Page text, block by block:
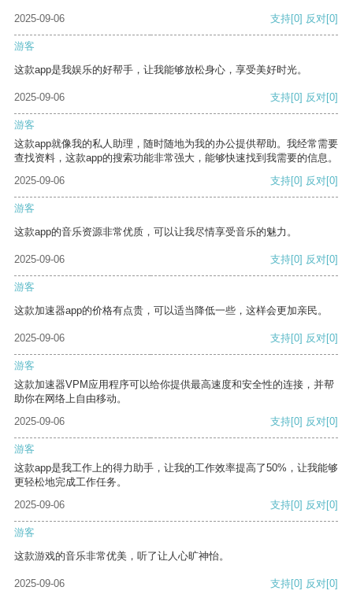
2025-09-06 支持[0] 反对[0]
游客
这款app是我娱乐的好帮手，让我能够放松身心，享受美好时光。
2025-09-06 支持[0] 反对[0]
游客
这款app就像我的私人助理，随时随地为我的办公提供帮助。我经常需要
查找资料，这款app的搜索功能非常强大，能够快速找到我需要的信息。
2025-09-06
支持[0] 反对[0]
游客
这款app的音乐资源非常优质，可以让我尽情享受音乐的魅力。
2025-09-06 支持[0] 反对[0]
游客
这款加速器app的价格有点贵，可以适当降低一些，这样会更加亲民。
2025-09-06 支持[0] 反对[0]
游客
这款加速器VPM应用程序可以给你提供最高速度和安全性的连接，并帮
助你在网络上自由移动。
2025-09-06
支持[0] 反对[0]
游客
这款app是我工作上的得力助手，让我的工作效率提高了50%，让我能够
更轻松地完成工作任务。
2025-09-06
支持[0] 反对[0]
游客
这款游戏的音乐非常优美，听了让人心旷神怡。
2025-09-06 支持[0] 反对[0]